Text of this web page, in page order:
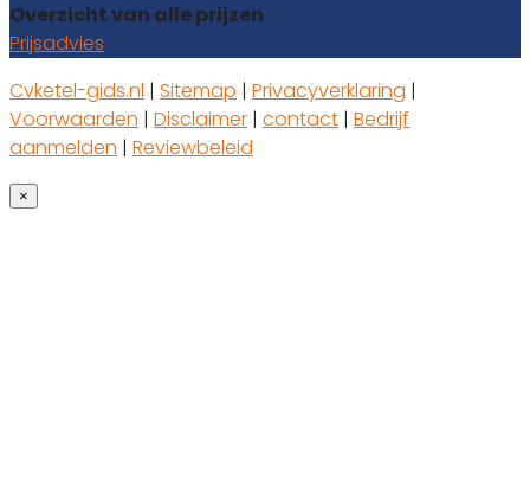
Overzicht van alle prijzen
Prijsadvies
Cvketel-gids.nl | Sitemap | Privacyverklaring |
Voorwaarden | Disclaimer | contact | Bedrijf
aanmelden | Reviewbeleid
×